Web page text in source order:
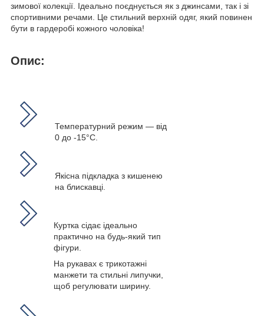
зимової колекції. Ідеально поєднується як з джинсами, так і зі
спортивними речами. Це стильний верхній одяг, який повинен
бути в гардеробі кожного чоловіка!
Опис:
Температурний режим — від
0 до -15°C.
Якісна підкладка з кишенею
на блискавці.
Куртка сідає ідеально
практично на будь-який тип
фігури.
На рукавах є трикотажні
манжети та стильні липучки,
щоб регулювати ширину.